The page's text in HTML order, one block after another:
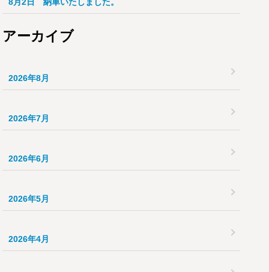
アーカイブ
2026年8月
2026年7月
2026年6月
2026年5月
2026年4月